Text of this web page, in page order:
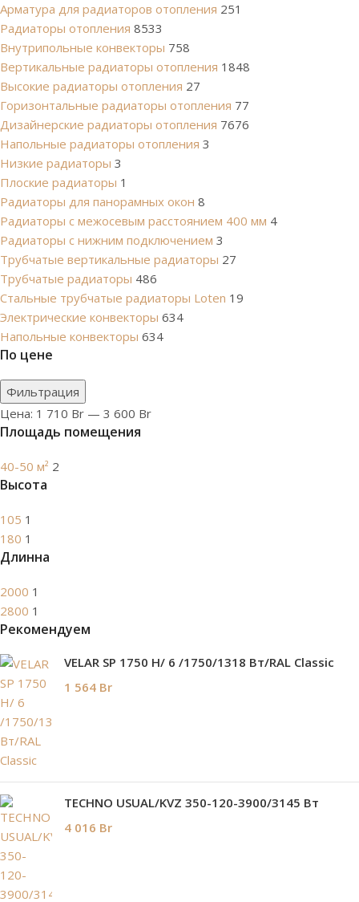
Арматура для радиаторов отопления 251
Радиаторы отопления 8533
Внутрипольные конвекторы 758
Вертикальные радиаторы отопления 1848
Высокие радиаторы отопления 27
Горизонтальные радиаторы отопления 77
Дизайнерские радиаторы отопления 7676
Напольные радиаторы отопления 3
Низкие радиаторы 3
Плоские радиаторы 1
Радиаторы для панорамных окон 8
Радиаторы с межосевым расстоянием 400 мм 4
Радиаторы с нижним подключением 3
Трубчатые вертикальные радиаторы 27
Трубчатые радиаторы 486
Cтальные трубчатые радиаторы Loten 19
Электрические конвекторы 634
Напольные конвекторы 634
По цене
Фильтрация
Цена: 1 710 Br — 3 600 Br
Площадь помещения
40-50 м² 2
Высота
105 1
180 1
Длинна
2000 1
2800 1
Рекомендуем
VELAR SP 1750 H/ 6 /1750/1318 Вт/RAL Classic
1 564 Br
TECHNO USUAL/KVZ 350-120-3900/3145 Вт
4 016 Br